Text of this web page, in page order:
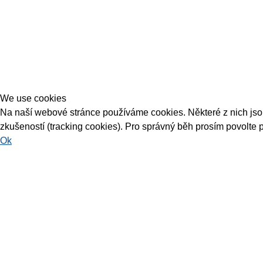
We use cookies
Na naší webové stránce používáme cookies. Některé z nich
zkušeností (tracking cookies). Pro správný běh prosím povolte
Ok